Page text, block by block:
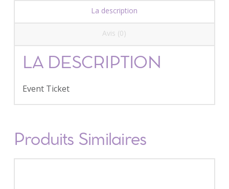
La description
Avis (0)
LA DESCRIPTION
Event Ticket
Produits Similaires